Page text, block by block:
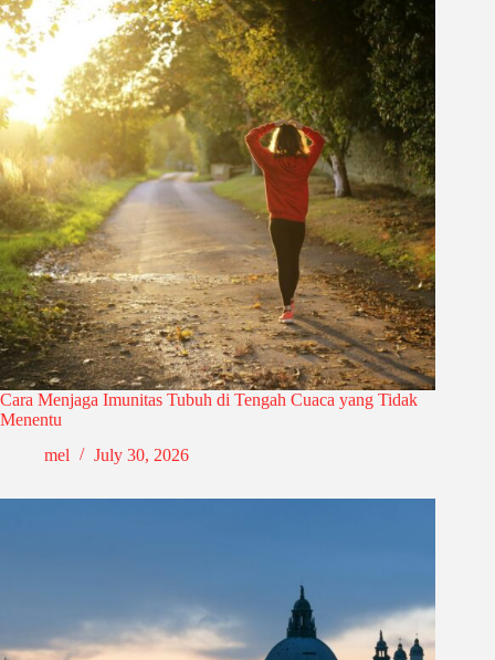
Cara Menjaga Imunitas Tubuh di Tengah Cuaca yang Tidak
Menentu
mel
July 30, 2026